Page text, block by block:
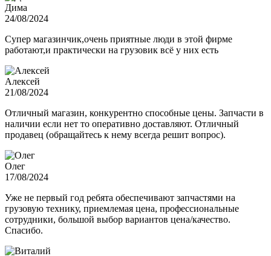
Дима
24/08/2024
Супер магазинчик,очень приятные люди в этой фирме
работают,и практически на грузовик всё у них есть
Алексей
21/08/2024
Отличный магазин, конкурентно способные цены. Запчасти в
наличии если нет то оперативно доставляют. Отличный
продавец (обращайтесь к нему всегда решит вопрос).
Олег
17/08/2024
Уже не первый год ребята обеспечивают запчастями на
грузовую технику, приемлемая цена, профессиональные
сотрудники, большой выбор вариантов цена/качество.
Спасибо.